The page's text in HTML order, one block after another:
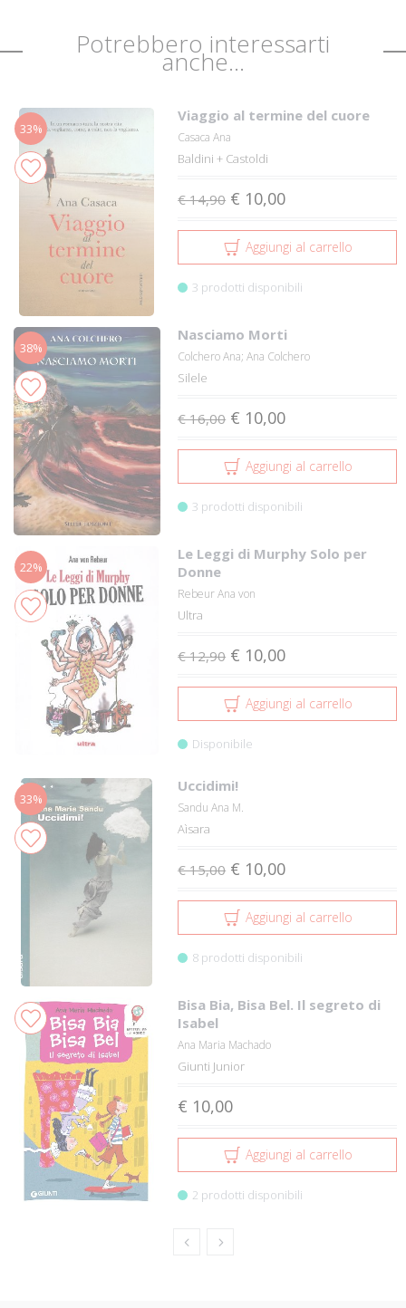
Potrebbero interessarti
anche...
33%
Viaggio al termine del cuore
Casaca Ana
Baldini + Castoldi
€ 14,90 € 10,00
Aggiungi al carrello
3 prodotti disponibili
38%
Nasciamo Morti
Colchero Ana; Ana Colchero
Silele
€ 16,00 € 10,00
Aggiungi al carrello
3 prodotti disponibili
22%
Le Leggi di Murphy Solo per
Donne
Rebeur Ana von
Ultra
€ 12,90 € 10,00
Aggiungi al carrello
Disponibile
33%
Uccidimi!
Sandu Ana M.
Aìsara
€ 15,00 € 10,00
Aggiungi al carrello
8 prodotti disponibili
Bisa Bia, Bisa Bel. Il segreto di
Isabel
Ana Maria Machado
Giunti Junior
€ 10,00
Aggiungi al carrello
2 prodotti disponibili